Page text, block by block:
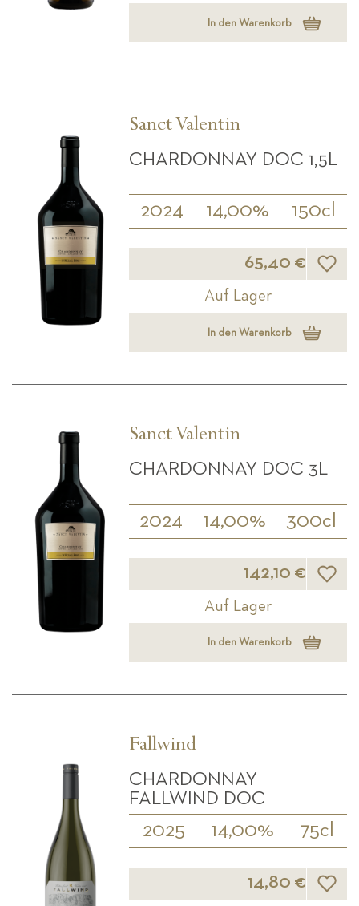
In den Warenkorb
Sanct Valentin
CHARDONNAY DOC 1,5L
2024 14,00% 150cl
65,40 €
Auf Lager
In den Warenkorb
Sanct Valentin
CHARDONNAY DOC 3L
2024 14,00% 300cl
142,10 €
Auf Lager
In den Warenkorb
Fallwind
CHARDONNAY
FALLWIND DOC
2025 14,00% 75cl
14,80 €